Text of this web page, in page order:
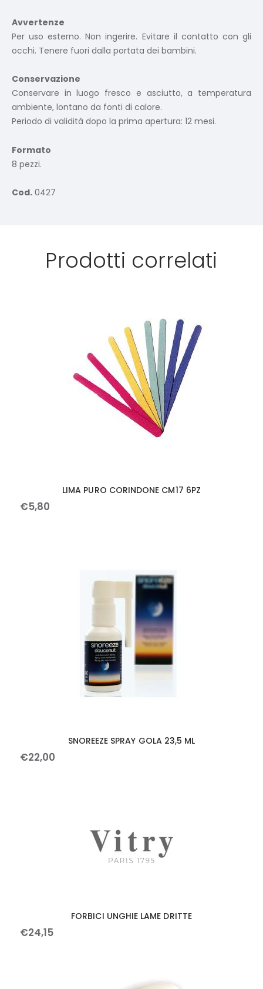
Avvertenze
Per uso esterno. Non ingerire. Evitare il contatto con gli
occhi. Tenere fuori dalla portata dei bambini.
Conservazione
Conservare in luogo fresco e asciutto, a temperatura
ambiente, lontano da fonti di calore.
Periodo di validità dopo la prima apertura: 12 mesi.
Formato
8 pezzi.
Cod. 0427
Prodotti correlati
LIMA PURO CORINDONE CM17 6PZ
€5,80
SNOREEZE SPRAY GOLA 23,5 ML
€22,00
FORBICI UNGHIE LAME DRITTE
€24,15